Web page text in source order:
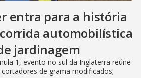
entra para a história
automobilística
jardinagem
1, evento no sul da Inglaterra reúne
de grama modificados;